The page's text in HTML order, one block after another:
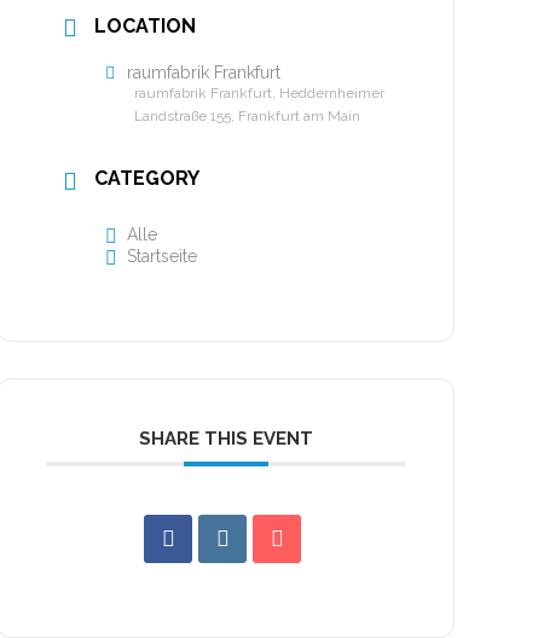
LOCATION
raumfabrik Frankfurt
raumfabrik Frankfurt, Heddernheimer
Landstraße 155, Frankfurt am Main
CATEGORY
Alle
Startseite
SHARE THIS EVENT